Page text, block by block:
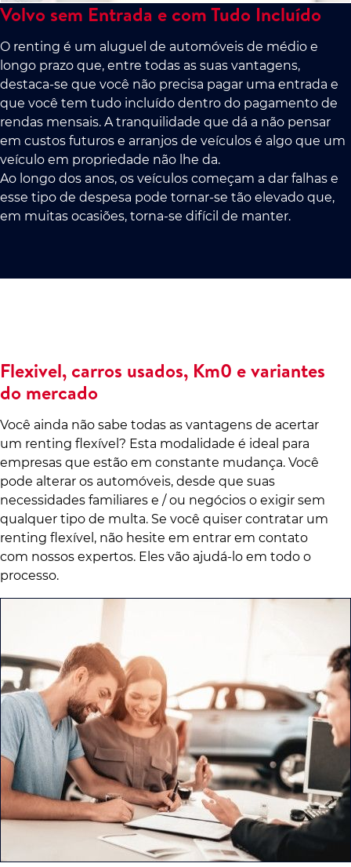
Volvo sem Entrada e com Tudo Incluído
O renting é um aluguel de automóveis de médio e
longo prazo que, entre todas as suas vantagens,
destaca-se que você não precisa pagar uma entrada e
que você tem tudo incluído dentro do pagamento de
rendas mensais. A tranquilidade que dá a não pensar
em custos futuros e arranjos de veículos é algo que um
veículo em propriedade não lhe da.
Ao longo dos anos, os veículos começam a dar falhas e
esse tipo de despesa pode tornar-se tão elevado que,
em muitas ocasiões, torna-se difícil de manter.
Flexivel, carros usados, Km0 e variantes
do mercado
Você ainda não sabe todas as vantagens de acertar
um renting flexível? Esta modalidade é ideal para
empresas que estão em constante mudança. Você
pode alterar os automóveis, desde que suas
necessidades familiares e / ou negócios o exigir sem
qualquer tipo de multa. Se você quiser contratar um
renting flexível, não hesite em entrar em contato
com nossos expertos. Eles vão ajudá-lo em todo o
processo.